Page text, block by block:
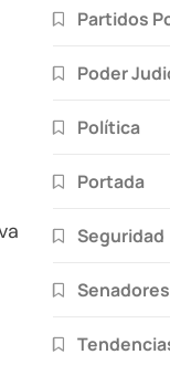
Partidos
Poder
Política
Portada
Seguridad
Senadores